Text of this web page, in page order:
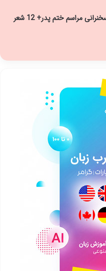
24 بهترین متن سخنرانی مراسم ختم پدر+ 12 شعر